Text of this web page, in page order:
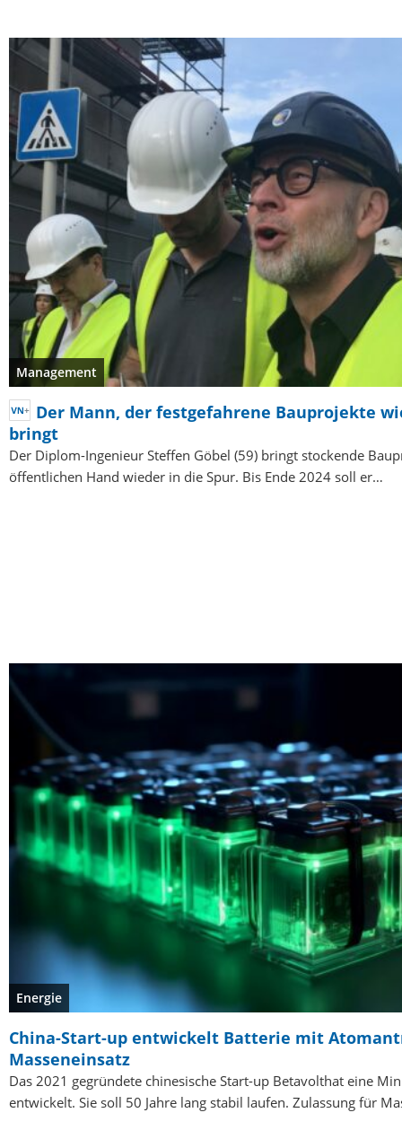
Management
Der Mann, der festgefahrene Bauprojekte
bringt
Der Diplom-Ingenieur Steffen Göbel (59) bringt stockende
öffentlichen Hand wieder in die Spur. Bis Ende 2024 soll er…
Energie
China-Start-up entwickelt Batterie mit
Masseneinsatz
Das 2021 gegründete chinesische Start-up Betavolthat eine
entwickelt. Sie soll 50 Jahre lang stabil laufen. Zulassung für